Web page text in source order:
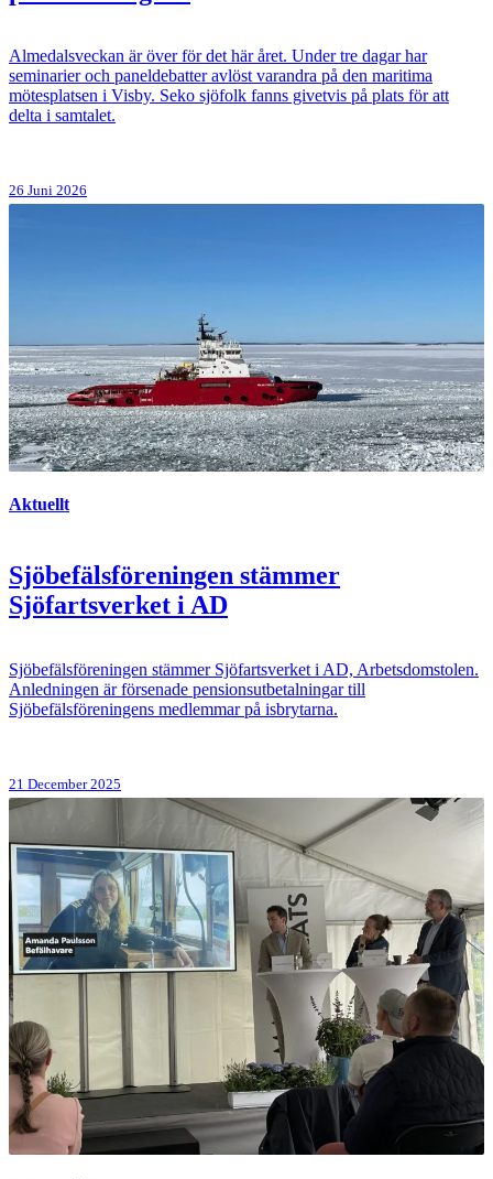
Almedalsveckan är över för det här året. Under tre dagar har
seminarier och paneldebatter avlöst varandra på den maritima
mötesplatsen i Visby. Seko sjöfolk fanns givetvis på plats för att
delta i samtalet.
26 Juni 2026
Aktuellt
Sjöbefälsföreningen stämmer
Sjöfartsverket i AD
Sjöbefälsföreningen stämmer Sjöfartsverket i AD, Arbetsdomstolen.
Anledningen är försenade pensionsutbetalningar till
Sjöbefälsföreningens medlemmar på isbrytarna.
21 December 2025